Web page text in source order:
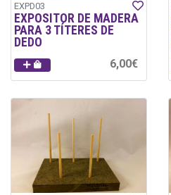
EXPD03
EXPOSITOR DE MADERA
PARA 3 TÍTERES DE
DEDO
6,00€